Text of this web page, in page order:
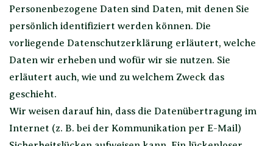
Personenbezogene Daten sind Daten, mit denen Sie
persönlich identifiziert werden können. Die
vorliegende Datenschutzerklärung erläutert, welche
Daten wir erheben und wofür wir sie nutzen. Sie
erläutert auch, wie und zu welchem Zweck das
geschieht.
Wir weisen darauf hin, dass die Datenübertragung im
Internet (z. B. bei der Kommunikation per E-Mail)